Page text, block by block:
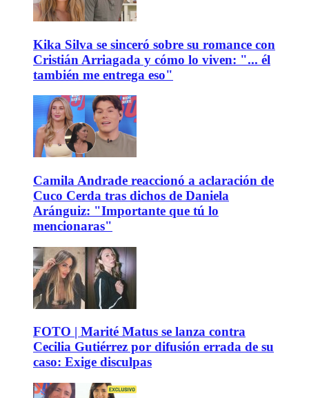
Kika Silva se sinceró sobre su romance con
Cristián Arriagada y cómo lo viven: "... él
también me entrega eso"
Camila Andrade reaccionó a aclaración de
Cuco Cerda tras dichos de Daniela
Aránguiz: "Importante que tú lo
mencionaras"
FOTO | Marité Matus se lanza contra
Cecilia Gutiérrez por difusión errada de su
caso: Exige disculpas